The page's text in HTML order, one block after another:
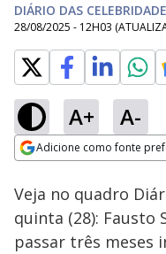
DIÁRIO DAS
28/08/2025 - 12H03
A+ A-
Adicione como fonte
Ativar
Loaded:
6.57%
Veja no quadro
quinta (28): Fausto
passar três meses